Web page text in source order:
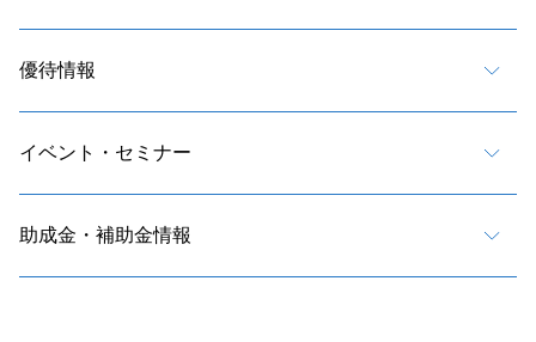
優待情報
イベント・セミナー
助成金・補助金情報